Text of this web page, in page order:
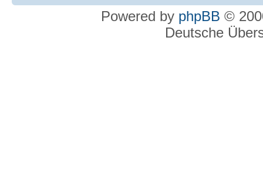
Powered by phpBB ©
Deutsche